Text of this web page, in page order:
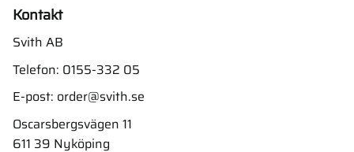
Kontakt
Svith AB
Telefon: 0155-332 05
E-post: order@svith.se
Oscarsbergsvägen 11
611 39 Nyköping